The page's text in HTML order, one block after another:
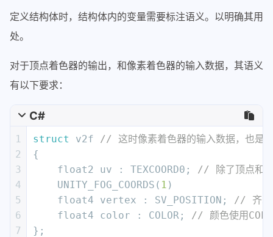
26
28
30
31
33
34
35
36
37
38
39
40
        */
#pragma vertex vert // 编译指
multi_compile_fog
struct appdata
            {
float4 vertex :
定义结构体时，结构体内的变量需要标注语义。以明确其用
处。
对于顶点着色器的输出，和像素着色器的输入数据，其语义
有以下要求：
C#
1
2
3
4
5
6
7
struct v2f
// 这时像素着色器的输入数据，也是
{
    float2 uv : TEXCOORD0;
// 除了顶点和颜
    UNITY_FOG_COORDS(
1 )
    float4 vertex : SV_POSITION;
// 齐次
    float4 color : COLOR;
// 颜色使用
};